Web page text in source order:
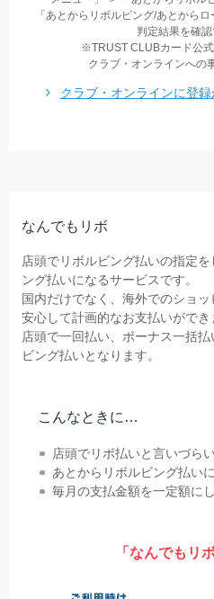
「あとからリボルビング/あとから
判定結果を確認
TRUST CLUBカード公
クラブ・オンラインへの
クラブ・オンラインに登
なんでもリボ
店頭でリボルビング払いの指定
ング払いになるサービスです。
国内だけでなく、海外でのショッ
安心して計画的なお支払いができ
店頭で一回払い、ボーナス一括
ビング払いとなります。
こんなときに…
店頭でリボ払いと言いづら
あとからリボルビング払い
毎月の支払金額を一定額に
「なんでもリ